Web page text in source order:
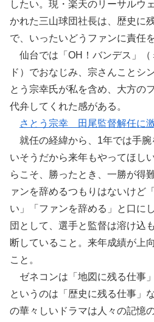
したい。現・楽天のリーサルウ
かれた三山球団社長は、歴史に
で、いったいどうファンに責任
仙台では「OH！バンデス」（
ド）でおなじみ、宗さんことシ
とう宗幸氏が私を含め、大方の
代弁してくれた感がある。
さとう宗幸 田尾監督解任に
就任の経緯から、1年では手腕
いそうだから来年もやってほし
らこそ、勝ったとき、一勝が得
ァンを辞めるつもりはないけど
い」「ファンを辞める」と口に
団として、選手と監督は溶け込
断していること。来年成績が上
こと。
ゼネコンは「地図に残る仕事
というのは「歴史に残る仕事」
の華々しいドラマは人々の記憶